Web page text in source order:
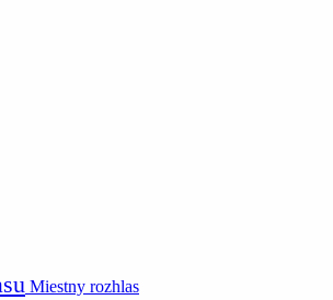
Miestny rozhlas